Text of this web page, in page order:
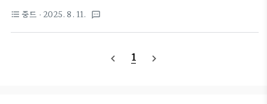
류광인 뜻과 세계관 이야기 | 칼날 위에서 춤추는 사랑
과 권력 중드 류광..
는 이야기다. 그녀가 손에 쥔 ‘빛의 칼날’은 과거와 미
래를 잇는 유일한 열쇠였다.1. 제목의 의미와 작품 성
월의 빛을 인도한다.서사적 함의:시간과 운명 — 주
format_list_bulleted 중드 · 2025. 8. 11. textsms
navigate_before 1 navigate_next